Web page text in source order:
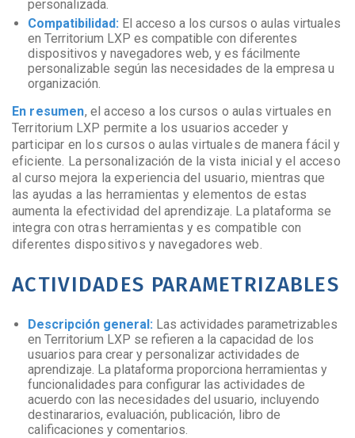
personalizada.
Compatibilidad: El acceso a los cursos o aulas virtuales
en Territorium LXP es compatible con diferentes
dispositivos y navegadores web, y es fácilmente
personalizable según las necesidades de la empresa u
organización.
En resumen, el acceso a los cursos o aulas virtuales en
Territorium LXP permite a los usuarios acceder y
participar en los cursos o aulas virtuales de manera fácil y
eficiente. La personalización de la vista inicial y el acceso
al curso mejora la experiencia del usuario, mientras que
las ayudas a las herramientas y elementos de estas
aumenta la efectividad del aprendizaje. La plataforma se
integra con otras herramientas y es compatible con
diferentes dispositivos y navegadores web.
ACTIVIDADES PARAMETRIZABLES
Descripción general: Las actividades parametrizables
en Territorium LXP se refieren a la capacidad de los
usuarios para crear y personalizar actividades de
aprendizaje. La plataforma proporciona herramientas y
funcionalidades para configurar las actividades de
acuerdo con las necesidades del usuario, incluyendo
destinararios, evaluación, publicación, libro de
calificaciones y comentarios.